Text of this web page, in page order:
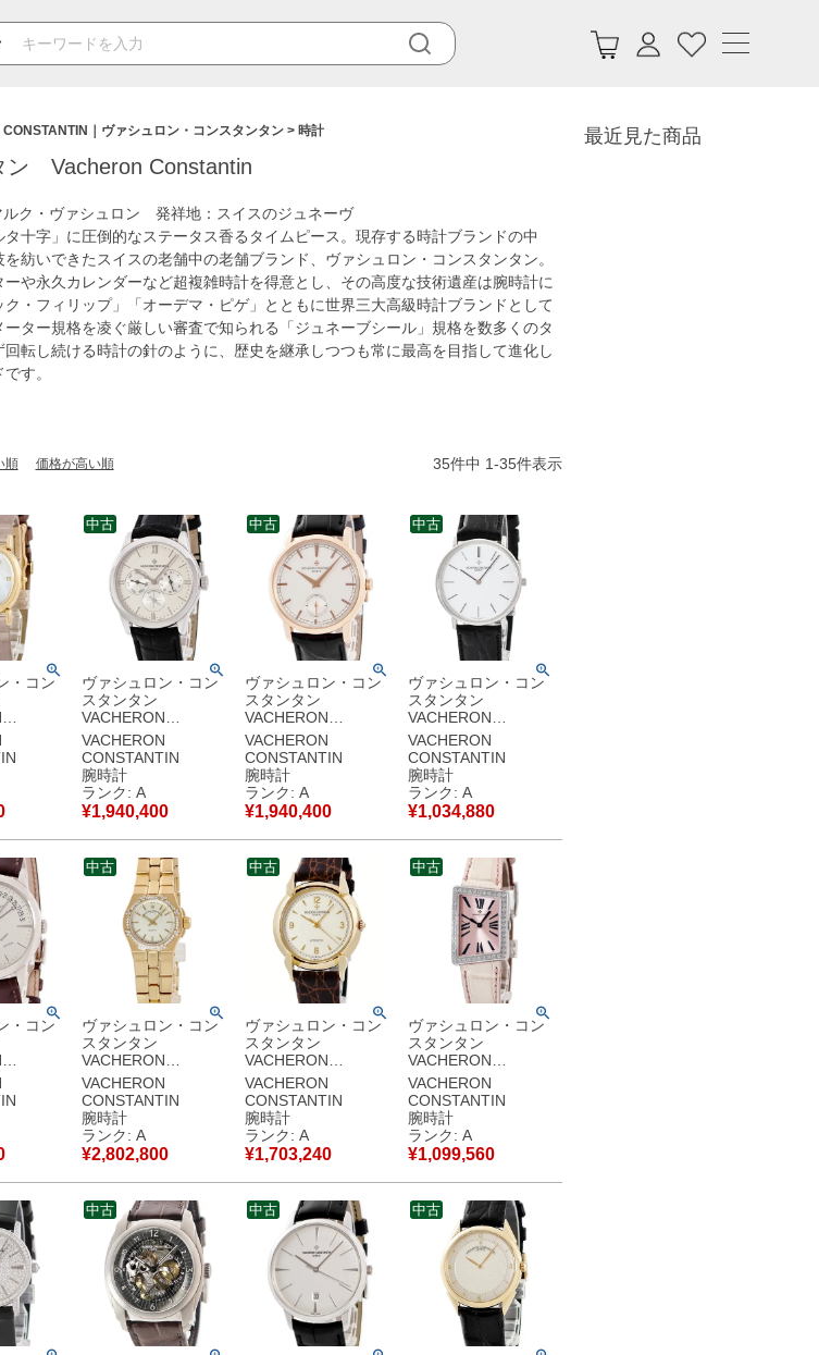
｜ヴァシュロン・コンスタンタン 時計
ン Vacheron Constantin
ク・ヴァシュロン 発祥地：スイスのジュネーヴ
十字」に圧倒的なステータス香るタイムピース。現存する時計ブランドの中
紡いできたスイスの老舗中の老舗ブランド、ヴァシュロン・コンスタンタン。
や永久カレンダーなど超複雑時計を得意とし、その高度な技術遺産は腕時計に
・フィリップ」「オーデマ・ピゲ」とともに世界三大高級時計ブランドとして
ター規格を凌ぐ厳しい審査で知られる「ジュネーブシール」規格を数多くのタ
転し続ける時計の針のように、歴史を継承しつつも常に最高を目指して進化し
す。
順 価格が高い順 35件中 1-35件表示
・コン
マゼ
垢 ホ
オーバ
腕時計
ト 【中
ヴァシュロン・コン
スタンタン
VACHERON
CONSTANTIN デイ
デイト 36mm
42009/000G-9047
OH済 K18WG無垢 バ
ー ローマン メンズ
腕時計自動巻き シル
バー 【中古】中古美
品
VACHERON
CONSTANTIN
腕時計
ランク: A
¥1,940,400
中古
ヴァシュロン・コン
スタンタン
VACHERON
CONSTANTIN パト
リモニー トラディシ
ョナル 82172/000R-
9382 K18PG無垢 シ
ルバー メンズ 腕時計
手巻き シルバー 【中
古】中古美品
VACHERON
CONSTANTIN
腕時計
ランク: A
¥1,940,400
中古
ヴァシュロン・コン
スタンタン
VACHERON
CONSTANTIN パト
リモニー ウルトラス
リム 31160/000G-
8805 K18WG無垢 薄
型 メンズ 腕時計手巻
き ホワイト 【中古】
中古美品
VACHERON
CONSTANTIN
腕時計
ランク: A
¥1,034,880
中古
・コン
パト
ログラ
ト
ンズ
き シル
中古美
ヴァシュロン・コン
スタンタン
VACHERON
CONSTANTIN オー
ヴァーシーズ
16550/423J-8884
K18YG無垢 純正ダイ
ヤ レディース 腕時計
クオーツ シルバー
【中古】中古美品
VACHERON
CONSTANTIN
腕時計
ランク: A
¥2,802,800
中古
ヴァシュロン・コン
スタンタン
VACHERON
CONSTANTIN ヒス
トリーク
48003/000J-3 OH済
K18YG無垢 アイボリ
ー ギヨシェ メンズ
腕時計自動巻き ベー
ジュ 【中古】中古美
品
VACHERON
CONSTANTIN
腕時計
ランク: A
¥1,703,240
中古
ヴァシュロン・コン
スタンタン
VACHERON
CONSTANTIN アシ
ンメトリカル 1972
25520/000G-8994
K18WG無垢 ピンク
レディース 腕時計ク
オーツ ピンク 【中
古】中古美品
VACHERON
CONSTANTIN
腕時計
ランク: A
¥1,099,560
中古
中古 中古 中古
最近見た商品